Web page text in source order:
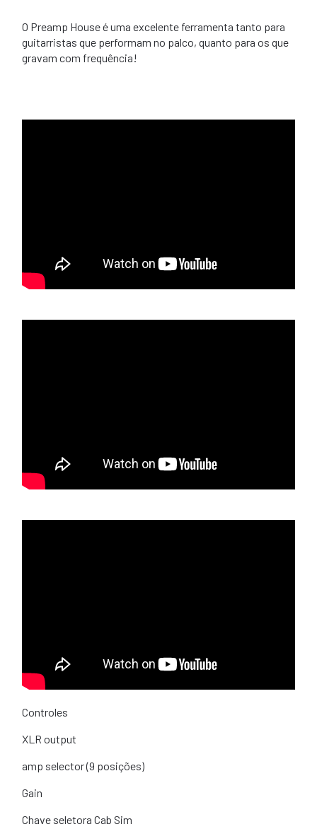
O Preamp House é uma excelente ferramenta tanto para
guitarristas que performam no palco, quanto para os que
gravam com frequência!
Controles
XLR output
amp selector (9 posições)
Gain
Chave seletora Cab Sim